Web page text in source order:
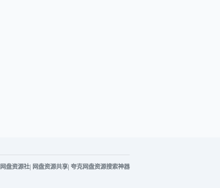
网盘资源社| 网盘资源共享| 夸克网盘资源搜索神器